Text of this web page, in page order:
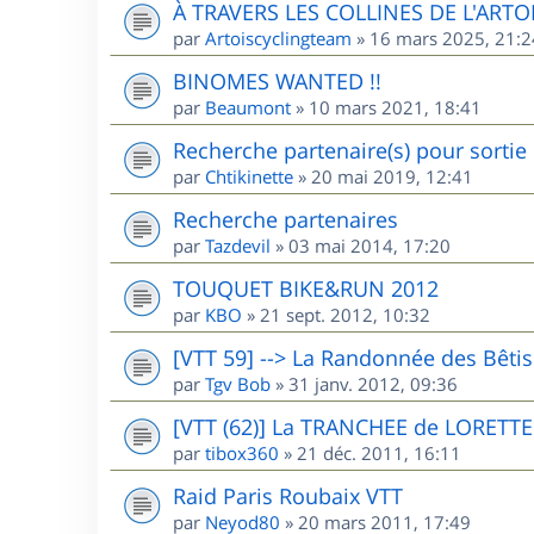
À TRAVERS LES COLLINES DE
par Artoiscyclingteam » 16 mars 2025,
BINOMES WANTED !!
par Beaumont » 10 mars 2021, 18:41
Recherche partenaire(s) pour
par Chtikinette » 20 mai 2019, 12:41
Recherche partenaires
par Tazdevil » 03 mai 2014, 17:20
TOUQUET BIKE&RUN 2012
par KBO » 21 sept. 2012, 10:32
[VTT 59] --> La Randonnée des
par Tgv Bob » 31 janv. 2012, 09:36
[VTT (62)] La TRANCHEE de
par tibox360 » 21 déc. 2011, 16:11
Raid Paris Roubaix VTT
par Neyod80 » 20 mars 2011, 17:49